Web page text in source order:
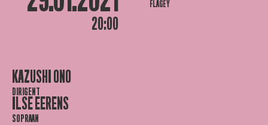
20:00
FLAGEY
KAZUSHI ONO
DIRIGENT
ILSE EERENS
SOPRAAN